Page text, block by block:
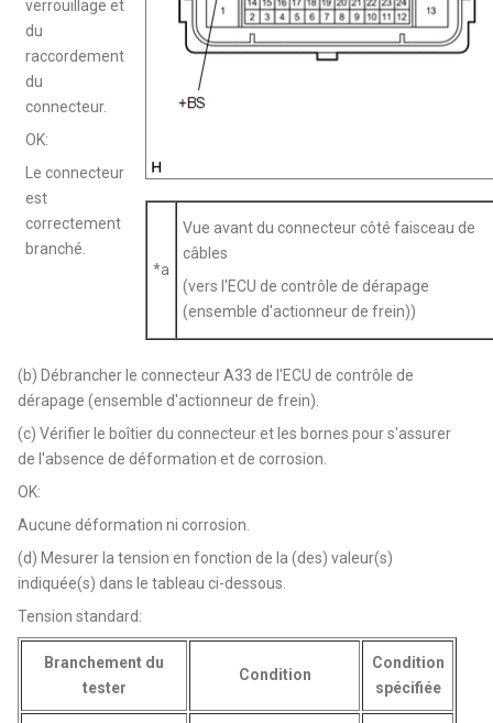
verrouillage et
du
raccordement
du
connecteur.
OK:
Le connecteur
est
correctement
branché.
*a
Vue avant du connecteur côté faisceau de
câbles
(vers l'ECU de contrôle de dérapage
(ensemble d'actionneur de frein))
(b) Débrancher le connecteur A33 de l'ECU de contrôle de
dérapage (ensemble d'actionneur de frein).
(c) Vérifier le boîtier du connecteur et les bornes pour s'assurer
de l'absence de déformation et de corrosion.
OK:
Aucune déformation ni corrosion.
(d) Mesurer la tension en fonction de la (des) valeur(s)
indiquée(s) dans le tableau ci-dessous.
Tension standard:
Branchement du
tester
Condition
Condition
spécifiée